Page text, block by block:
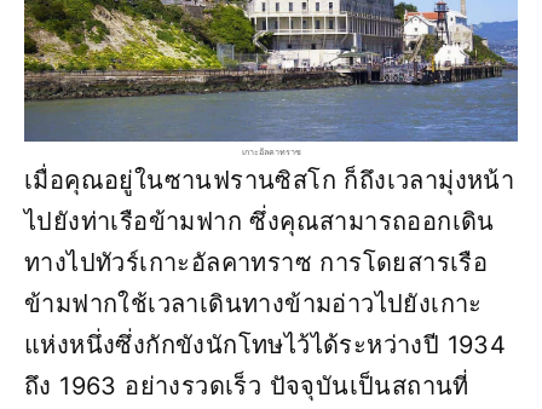
เกาะอัลคาทราซ
เมื่อคุณอยู่ในซานฟรานซิสโก ก็ถึงเวลามุ่งหน้า
ไปยังท่าเรือข้ามฟาก ซึ่งคุณสามารถออกเดิน
ทางไปทัวร์เกาะอัลคาทราซ การโดยสารเรือ
ข้ามฟากใช้เวลาเดินทางข้ามอ่าวไปยังเกาะ
แห่งหนึ่งซึ่งกักขังนักโทษไว้ได้ระหว่างปี 1934
ถึง 1963 อย่างรวดเร็ว ปัจจุบันเป็นสถานที่